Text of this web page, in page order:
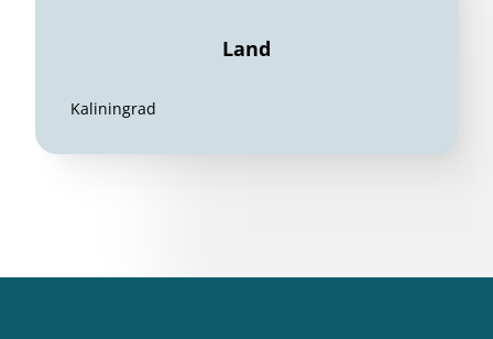
Land
Kaliningrad